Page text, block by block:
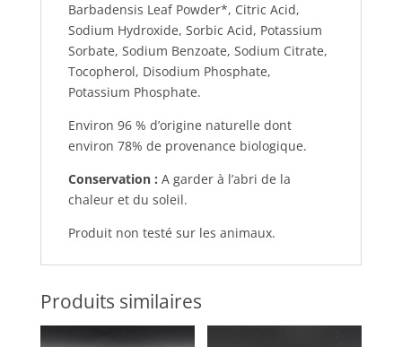
Barbadensis Leaf Powder*, Citric Acid,
Sodium Hydroxide, Sorbic Acid, Potassium
Sorbate, Sodium Benzoate, Sodium Citrate,
Tocopherol, Disodium Phosphate,
Potassium Phosphate.
Environ 96 % d’origine naturelle dont
environ 78% de provenance biologique.
Conservation : A garder à l’abri de la
chaleur et du soleil.
Produit non testé sur les animaux.
Produits similaires